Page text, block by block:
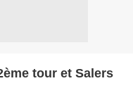
tour et Salers